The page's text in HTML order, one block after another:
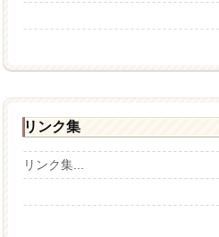
リンク集
リンク集...